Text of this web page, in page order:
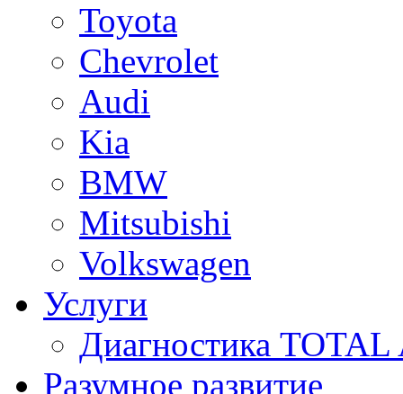
Toyota
Chevrolet
Audi
Kia
BMW
Mitsubishi
Volkswagen
Услуги
Диагностика
Разумное развитие